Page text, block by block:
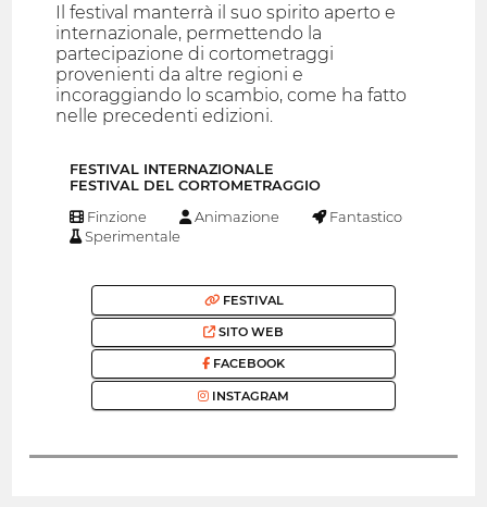
Il festival manterrà il suo spirito aperto e
internazionale, permettendo la
partecipazione di cortometraggi
provenienti da altre regioni e
incoraggiando lo scambio, come ha fatto
nelle precedenti edizioni.
FESTIVAL INTERNAZIONALE
FESTIVAL DEL CORTOMETRAGGIO
Finzione Animazione
Fantastico
Sperimentale
FESTIVAL
SITO WEB
FACEBOOK
INSTAGRAM